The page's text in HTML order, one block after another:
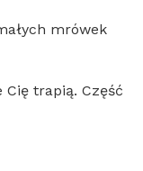
mrówek
trapią. Część